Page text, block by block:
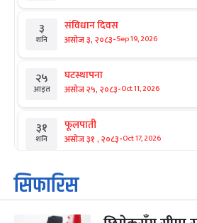
३
शनि
संविधान दिवस
असोज ३, २०८३-Sep 19, 2026
२५
आइत
घटस्थापना
असोज २५, २०८३-Oct 11, 2026
३१
शनि
फूलपाती
असोज ३१ , २०८३-Oct 17, 2026
१
आइत
कार्तिक सङ्क्रान्ति
कार्तिक १, २०८३
सिफारिस